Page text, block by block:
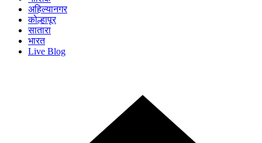
अहिल्यानगर
कोल्हापूर
सातारा
भारत
Live Blog